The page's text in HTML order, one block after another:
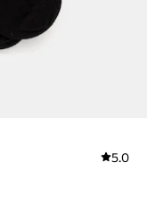
5.0